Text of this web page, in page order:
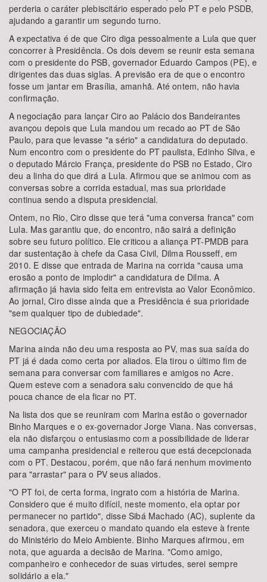
perderia o caráter plebiscitário esperado pelo PT e pelo PSDB,
ajudando a garantir um segundo turno.
A expectativa é de que Ciro diga pessoalmente a Lula que quer
concorrer à Presidência. Os dois devem se reunir esta semana
com o presidente do PSB, governador Eduardo Campos (PE), e
dirigentes das duas siglas. A previsão era de que o encontro
fosse um jantar em Brasília, amanhã. Até ontem, não havia
confirmação.
A negociação para lançar Ciro ao Palácio dos Bandeirantes
avançou depois que Lula mandou um recado ao PT de São
Paulo, para que levasse "a sério" a candidatura do deputado.
Num encontro com o presidente do PT paulista, Edinho Silva, e
o deputado Márcio França, presidente do PSB no Estado, Ciro
deu a linha do que dirá a Lula. Afirmou que se animou com as
conversas sobre a corrida estadual, mas sua prioridade
continua sendo a disputa presidencial.
Ontem, no Rio, Ciro disse que terá "uma conversa franca" com
Lula. Mas garantiu que, do encontro, não sairá a definição
sobre seu futuro político. Ele criticou a aliança PT-PMDB para
dar sustentação à chefe da Casa Civil, Dilma Rousseff, em
2010. E disse que entrada de Marina na corrida "causa uma
erosão a ponto de implodir" a candidatura de Dilma. A
afirmação já havia sido feita em entrevista ao Valor Econômico.
Ao jornal, Ciro disse ainda que a Presidência é sua prioridade
"sem qualquer tipo de dubiedade".
NEGOCIAÇÃO
Marina ainda não deu uma resposta ao PV, mas sua saída do
PT já é dada como certa por aliados. Ela tirou o último fim de
semana para conversar com familiares e amigos no Acre.
Quem esteve com a senadora saiu convencido de que há
pouca chance de ela ficar no PT.
Na lista dos que se reuniram com Marina estão o governador
Binho Marques e o ex-governador Jorge Viana. Nas conversas,
ela não disfarçou o entusiasmo com a possibilidade de liderar
uma campanha presidencial e reiterou que está decepcionada
com o PT. Destacou, porém, que não fará nenhum movimento
para "arrastar" para o PV seus aliados.
"O PT foi, de certa forma, ingrato com a história de Marina.
Considero que é muito difícil, neste momento, ela optar por
permanecer no partido", disse Sibá Machado (AC), suplente da
senadora, que exerceu o mandato quando ela esteve à frente
do Ministério do Meio Ambiente. Binho Marques afirmou, em
nota, que aguarda a decisão de Marina. "Como amigo,
companheiro e conhecedor de suas virtudes, serei sempre
solidário a ela."